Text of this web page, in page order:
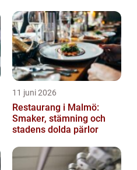
11 juni 2026
Restaurang i Malmö:
Smaker, stämning och
stadens dolda pärlor